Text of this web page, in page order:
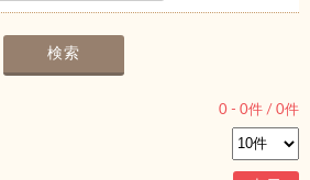
0 - 0件 / 0件